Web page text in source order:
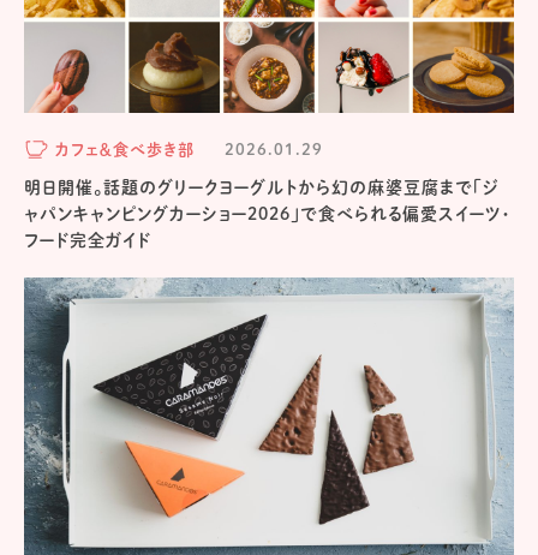
カフェ＆食べ歩き部 2026.01.29
明日開催。話題のグリークヨーグルトから幻の麻婆豆腐まで「ジ
ャパンキャンピングカーショー2026」で食べられる偏愛スイーツ・
フード完全ガイド